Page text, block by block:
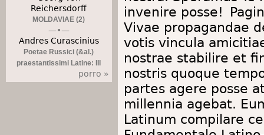
invenire posse!
Vivae propagandae
votis vincula
nostrae stabilire et
nostris quoque
partes agere posse
millennia agebat.
Latinum compilare
Reichersdorff
MOLDAVIAE (2)
Andres Curascinius
Poetae Russici (&al.)
praestantissimi Latine: III
porro »